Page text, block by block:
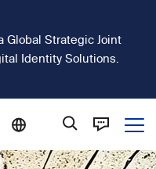
Global Strategic Joint
Identity Solutions.